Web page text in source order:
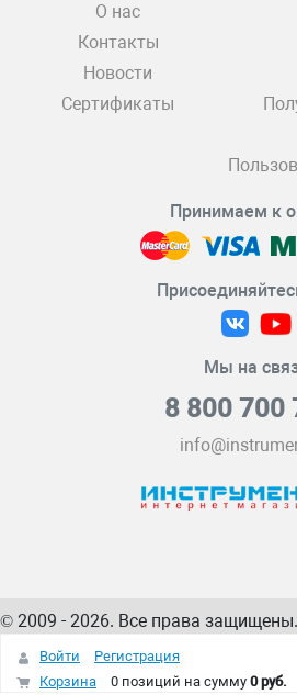
О нас
Контакты
Новости
Сертификаты
Принимаем к
Мы на
8 800 700
© 2009 - 2026. Все права
информация на сайте –
интернет-магазина
Войти
Регистрация
Корзина
0 позиций на сумму 0 руб.